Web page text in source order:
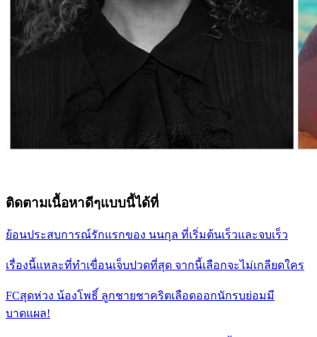
ติดตามเนื้อหาดีๆแบบนี้ได้ที่
ย้อนประสบการณ์รักแรกของ นนกุล ที่เริ่มต้นเร็วและจบเร็ว
เรื่องนี้แหละที่ทำเขื่อนเจ็บปวดที่สุด จากนี้เลือกจะไม่เกลียดใคร
FCสุดห่วง น้องโพธิ์ ลูกชายชาคริตเลือดออกนักรบย่อมมี
บาดแผล!